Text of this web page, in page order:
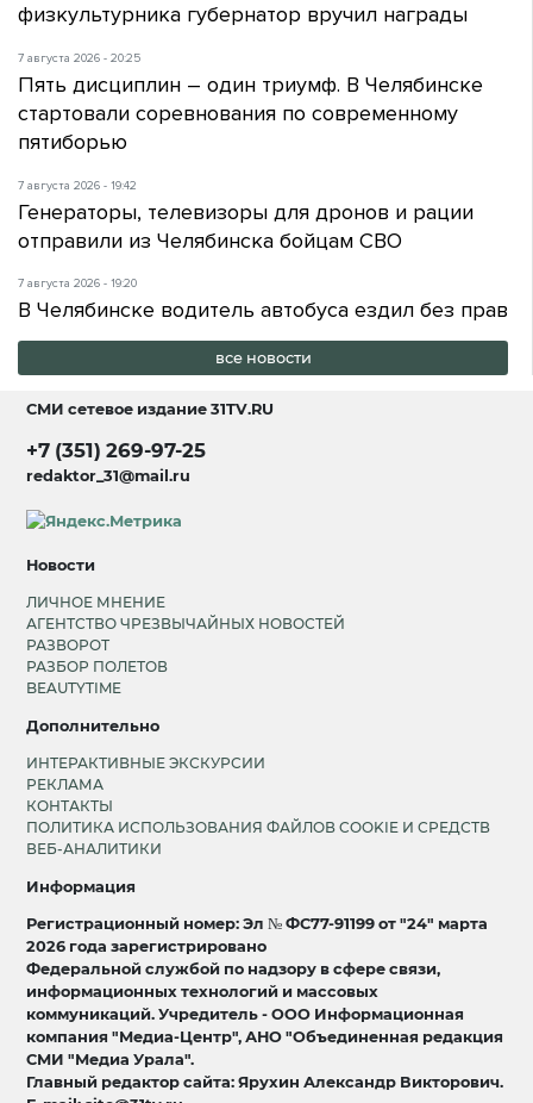
физкультурника губернатор вручил награды
7 августа 2026 - 20:25
Пять дисциплин – один триумф. В Челябинске
стартовали соревнования по современному
пятиборью
7 августа 2026 - 19:42
Генераторы, телевизоры для дронов и рации
отправили из Челябинска бойцам СВО
7 августа 2026 - 19:20
В Челябинске водитель автобуса ездил без прав
все новости
СМИ сетевое издание31TV.RU
+7 (351) 269-97-25
redaktor_31@mail.ru
Новости
ЛИЧНОЕ МНЕНИЕ
АГЕНТСТВО ЧРЕЗВЫЧАЙНЫХ НОВОСТЕЙ
РАЗВОРОТ
РАЗБОР ПОЛЕТОВ
BEAUTYTIME
Дополнительно
ИНТЕРАКТИВНЫЕ ЭКСКУРСИИ
РЕКЛАМА
КОНТАКТЫ
ПОЛИТИКА ИСПОЛЬЗОВАНИЯ ФАЙЛОВ COOKIE И СРЕДСТВ
ВЕБ-АНАЛИТИКИ
Информация
Регистрационный номер: Эл № ФС77-91199 от "24" марта
2026 года зарегистрировано
Федеральной службой по надзору в сфере связи,
информационных технологий и массовых
коммуникаций. Учредитель - ООО Информационная
компания "Медиа-Центр", АНО "Объединенная редакция
СМИ "Медиа Урала".
Главный редактор сайта: Ярухин Александр Викторович.